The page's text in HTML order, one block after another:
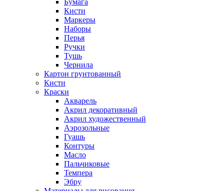
Бумага
Кисти
Маркеры
Наборы
Перья
Ручки
Тушь
Чернила
Картон грунтованный
Кисти
Краски
Акварель
Акрил декоративный
Акрил художественный
Аэрозольные
Гуашь
Контуры
Масло
Пальчиковые
Темпера
Эбру